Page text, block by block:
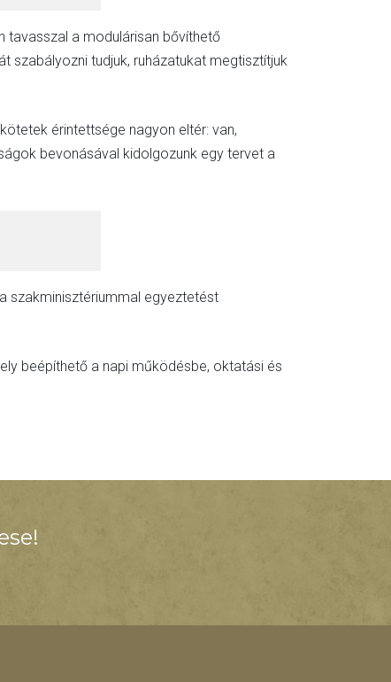
tavasszal a modulárisan bővíthető
szabályozni tudjuk, ruházatukat megtisztítjuk
érintettsége nagyon eltér: van,
bevonásával kidolgozunk egy tervet a
szakminisztériummal egyeztetést
beépíthető a napi működésbe, oktatási és